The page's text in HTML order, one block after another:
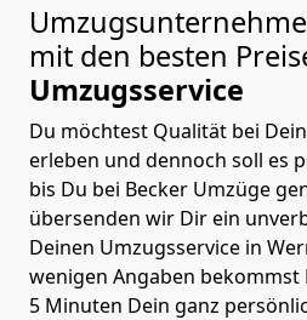
mit den besten
Umzugsservice
Du möchtest Qualität bei
erleben und dennoch soll es
bis Du bei Becker Umzüge
übersenden wir Dir ein
Deinen Umzugsservice in
wenigen Angaben
5 Minuten Dein ganz